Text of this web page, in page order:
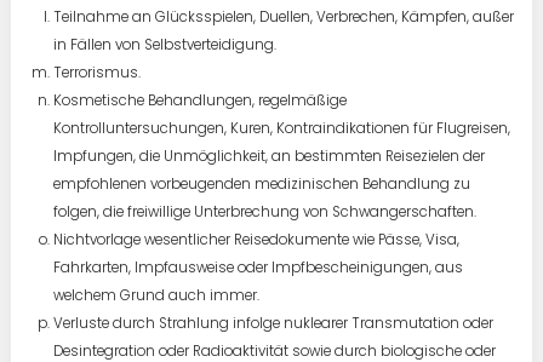
Teilnahme an Glücksspielen, Duellen, Verbrechen, Kämpfen, außer
in Fällen von Selbstverteidigung.
Terrorismus.
Kosmetische Behandlungen, regelmäßige
Kontrolluntersuchungen, Kuren, Kontraindikationen für Flugreisen,
Impfungen, die Unmöglichkeit, an bestimmten Reisezielen der
empfohlenen vorbeugenden medizinischen Behandlung zu
folgen, die freiwillige Unterbrechung von Schwangerschaften.
Nichtvorlage wesentlicher Reisedokumente wie Pässe, Visa,
Fahrkarten, Impfausweise oder Impfbescheinigungen, aus
welchem Grund auch immer.
Verluste durch Strahlung infolge nuklearer Transmutation oder
Desintegration oder Radioaktivität sowie durch biologische oder